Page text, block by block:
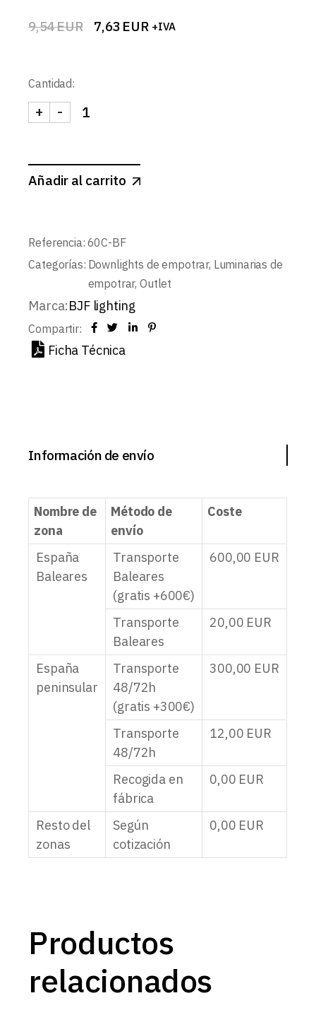
9,54EUR
El
9,54 EUR.
7,63 EUR
El
7,63 EUR.
+IVA
Cantidad:
DOWNLIGHT LED BLANCO MATE CUADRADO
-
+
Añadir al carrito
Referencia: 60C-BF
Categorías: Downlights de empotrar, Luminarias de
empotrar, Outlet
Marca:BJF lighting
Compartir:
Ficha Técnica
Información de envío
Nombre de
zona
Método de
envío
Coste
España
Baleares
Transporte
Baleares
(gratis +600€)
600,00 EUR
Transporte
Baleares
20,00 EUR
España
peninsular
Transporte
48/72h
(gratis +300€)
300,00 EUR
Transporte
48/72h
12,00 EUR
Recogida en
fábrica
0,00 EUR
Resto del
zonas
Según
cotización
0,00 EUR
Productos
relacionados